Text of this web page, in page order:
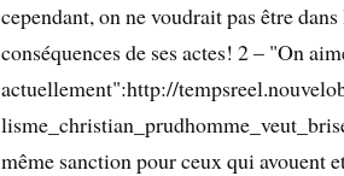
cependant, on ne voudrait pas être
conséquences de ses actes! 2 – "On
actuellement":http://
même sanction pour ceux qui avouent